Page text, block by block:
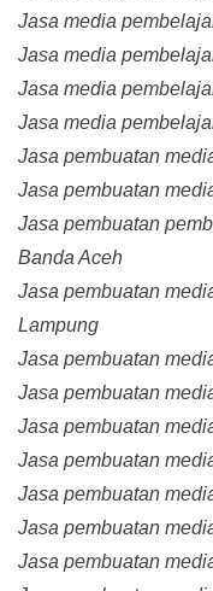
Jasa media
Jasa media
Jasa media
Jasa media
Jasa pembuatan
Jasa pembuatan
Jasa pembuatan
Banda Aceh
Jasa pembuatan
Lampung
Jasa pembuatan
Jasa pembuatan
Jasa pembuatan
Jasa pembuatan
Jasa pembuatan
Jasa pembuatan
Jasa pembuatan